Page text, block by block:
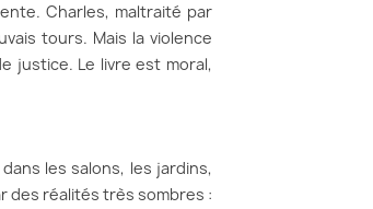
Charles, maltraité par
tours. Mais la violence
justice. Le livre est moral,
les salons, les jardins,
des réalités très sombres :